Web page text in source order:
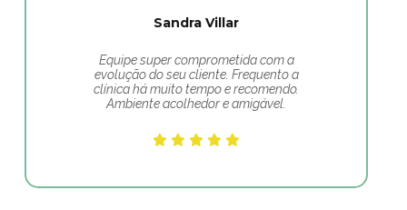
Sandra Villar
Equipe super comprometida com a
evolução do seu cliente. Frequento a
clínica há muito tempo e recomendo.
Ambiente acolhedor e amigável.